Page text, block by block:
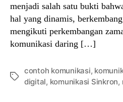
menjadi salah satu bukti
hal yang dinamis,
mengikuti perkembangan
komunikasi daring […]
Tags
contoh komunikasi,
digital, komunikasi Sinkron,